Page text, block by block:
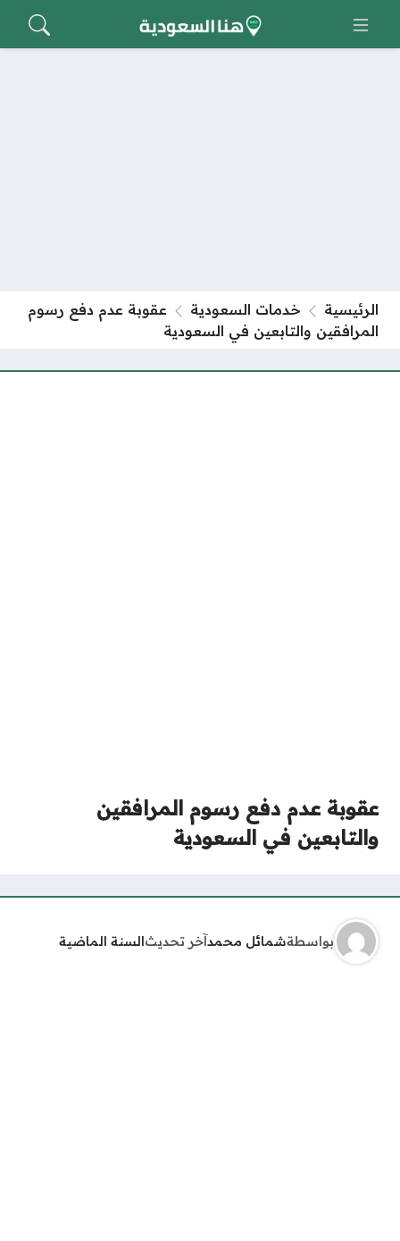
الرئيسية خدمات السعودية
عقوبة عدم دفع رسوم
المرافقين والتابعين في السعودية
عقوبة عدم دفع رسوم المرافقين
والتابعين في السعودية
بواسطةشمائل محمدآخر تحديثالسنة الماضية